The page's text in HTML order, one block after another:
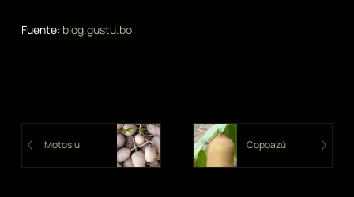
Fuente: blog.gustu.bo
Motosiu Copoazú